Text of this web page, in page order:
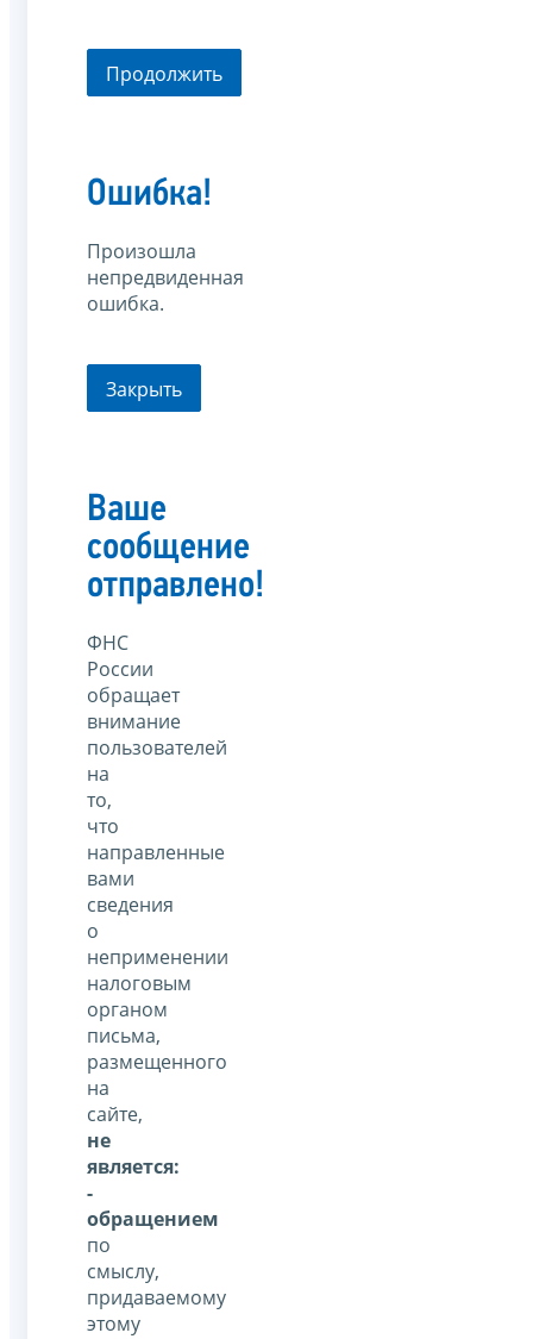
Продолжить
Ошибка!
Произошла
непредвиденная
ошибка.
Закрыть
Ваше
сообщение
отправлено!
ФНС
России
обращает
внимание
пользователей
на
то,
что
направленные
вами
сведения
о
неприменении
налоговым
органом
письма,
размещенного
на
сайте,
не
является:
-
обращением
по
смыслу,
придаваемому
этому